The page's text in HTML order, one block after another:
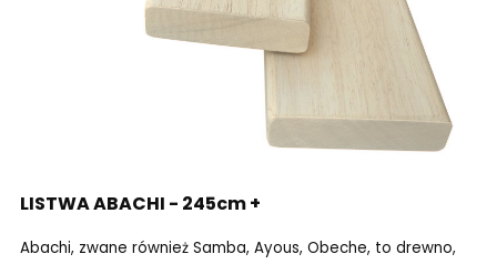
LISTWA ABACHI - 245cm +
Abachi, zwane również Samba, Ayous, Obeche, to drewno,